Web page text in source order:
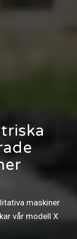
maskiner
vår modell X